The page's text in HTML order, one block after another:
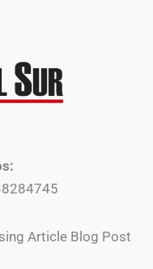
Article Blog Post